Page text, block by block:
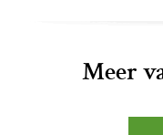
Meer